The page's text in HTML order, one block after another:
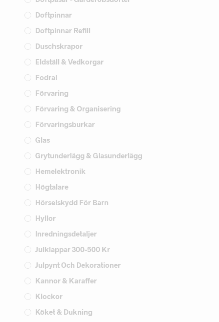
Doftpinnar
Doftpinnar Refill
Duschskrapor
Eldställ & Vedkorgar
Fodral
Förvaring
Förvaring & Organisering
Förvaringsburkar
Glas
Grytunderlägg & Glasunderlägg
Hemelektronik
Högtalare
Hörselskydd För Barn
Hyllor
Inredningsdetaljer
Julklappar 300-500 Kr
Julpynt Och Dekorationer
Kannor & Karaffer
Klockor
Köket & Dukning